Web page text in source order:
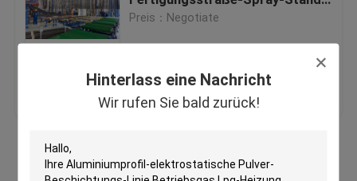
Hinterlass eine Nachricht
Wir rufen Sie bald zurück!
Automatisierte Pulver-Beschichtungs-Linie
Metallpulver-Beschichtungs-Linie
der einfach ist zu säubern
Preis：Negotiate
Bestpreis Kontakt
Sehen Sie mehr an